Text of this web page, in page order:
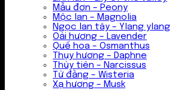
Mẫu đơn – Peony
Mộc lan – Magnolia
Ngọc lan tây – Ylang ylang
Oải hương – Lavender
Quế hoa – Osmanthus
Thụy hương – Daphne
Thủy tiên – Narcissus
Tử đằng – Wisteria
Xạ hương – Musk